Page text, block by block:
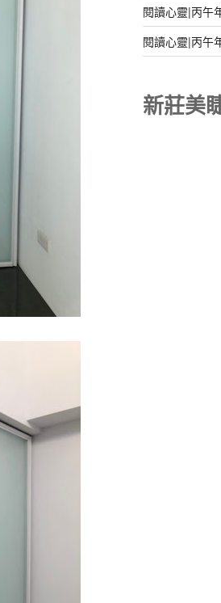
閱讀心靈|丙午
閱讀心靈|丙午
新莊美